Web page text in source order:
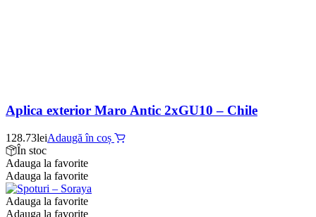
Aplica exterior Maro Antic 2xGU10 – Chile
128.73leiAdaugă în coș
În stoc
Adauga la favorite
Adauga la favorite
Adauga la favorite
Adauga la favorite